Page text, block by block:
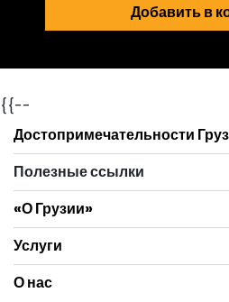
Добавить в
{{--
Достопримечательности
Полезные ссылки
«О Грузии»
Услуги
О нас